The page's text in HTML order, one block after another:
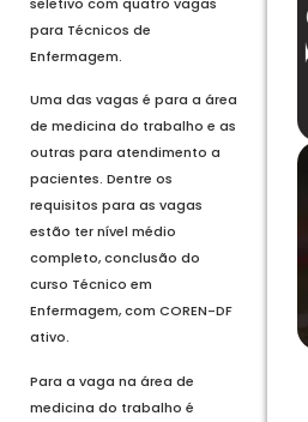
para Técnicos de
Enfermagem.
Uma das vagas é para a área
de medicina do trabalho e as
outras para atendimento a
pacientes. Dentre os
requisitos para as vagas
estão ter nível médio
completo, conclusão do
curso Técnico em
Enfermagem, com COREN-DF
ativo.
Para a vaga na área de
medicina do trabalho é